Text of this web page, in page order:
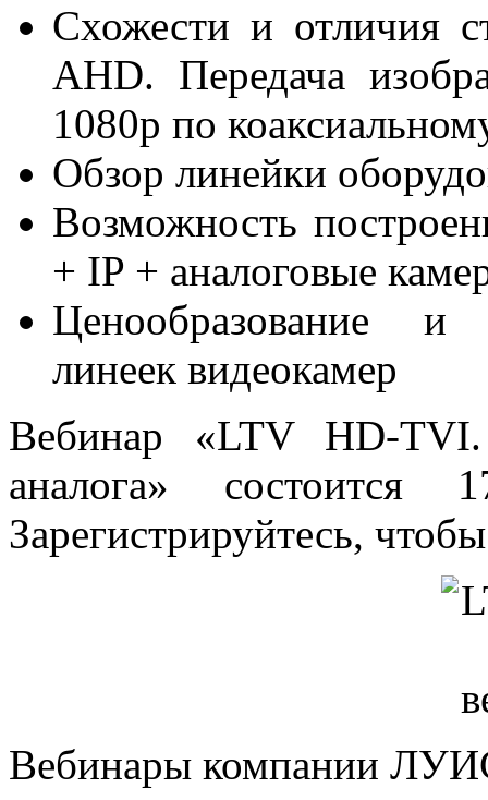
Схожести и отличия
AHD. Передача
1080p по
Обзор линейки
Возможность
+ IP + аналоговые
Ценообразование и
линеек видеокамер
Вебинар «LTV HD-
аналога»
Зарегистрируйтесь,
Вебинары компании